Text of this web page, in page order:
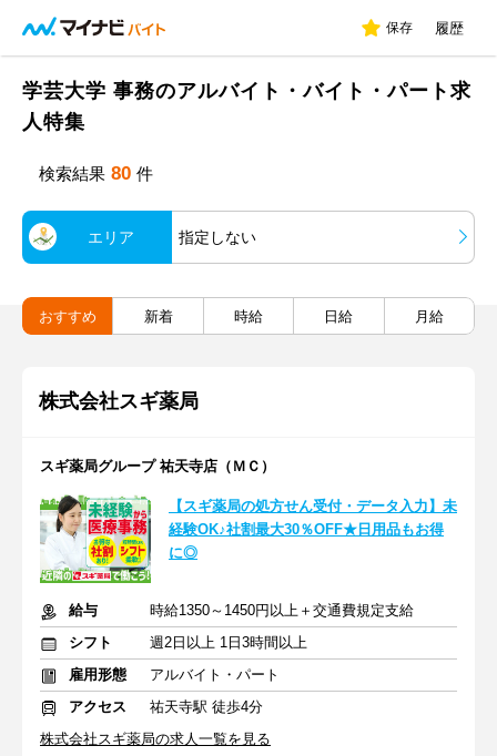
保存 履歴
学芸大学 事務のアルバイト・バイト・パート求
人特集
検索結果 80 件
エリア 指定しない
おすすめ 新着 時給 日給 月給
株式会社スギ薬局
スギ薬局グループ 祐天寺店（ＭＣ）
【スギ薬局の処方せん受付・データ入力】未
経験OK♪社割最大30％OFF★日用品もお得
に◎
給与
時給1350～1450円以上＋交通費規定支給
シフト
週2日以上 1日3時間以上
雇用形態
アルバイト・パート
アクセス
祐天寺駅 徒歩4分
株式会社スギ薬局の求人一覧を見る